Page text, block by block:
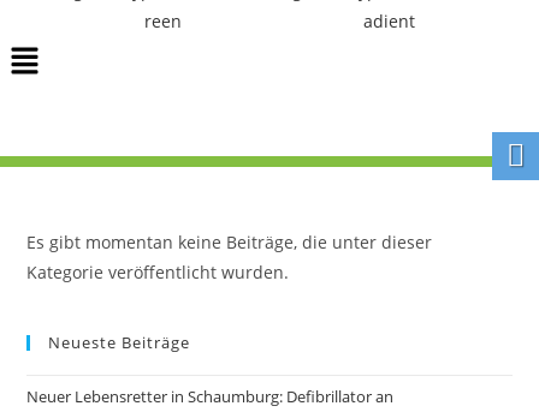
Es gibt momentan keine Beiträge, die unter dieser
Kategorie veröffentlicht wurden.
Neueste Beiträge
Neuer Lebensretter in Schaumburg: Defibrillator an